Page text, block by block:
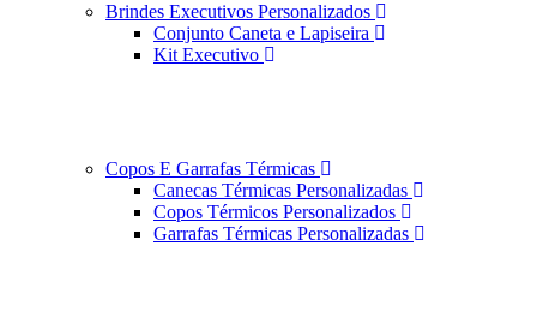
Brindes Executivos Personalizados
Conjunto Caneta e Lapiseira
Kit Executivo
Copos E Garrafas Térmicas
Canecas Térmicas Personalizadas
Copos Térmicos Personalizados
Garrafas Térmicas Personalizadas